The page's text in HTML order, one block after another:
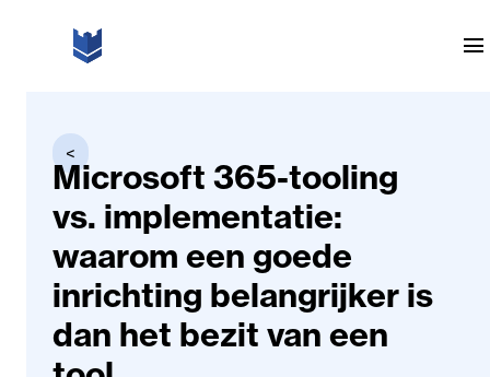
menu
<
Microsoft 365-tooling
vs. implementatie:
waarom een goede
inrichting belangrijker is
dan het bezit van een